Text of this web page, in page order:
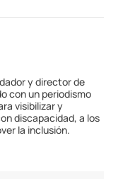
y director de
con un periodismo
visibilizar y
discapacidad, a los
la inclusión.